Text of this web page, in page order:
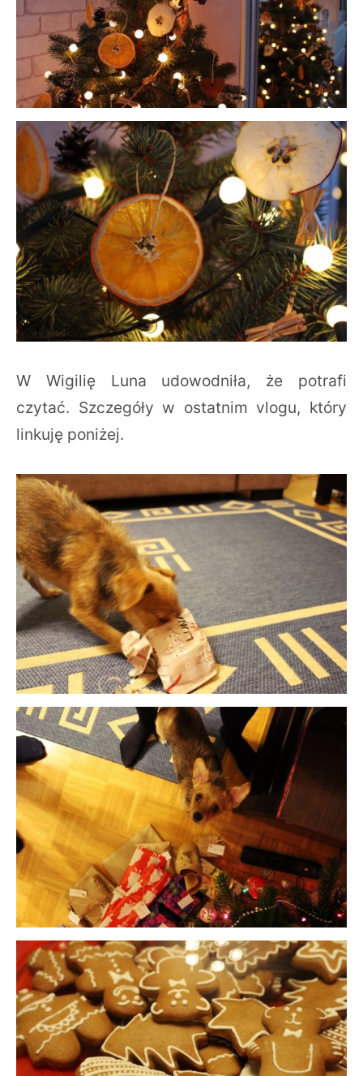
W Wigilię Luna udowodniła, że potrafi
czytać. Szczegóły w ostatnim vlogu, który
linkuję poniżej.